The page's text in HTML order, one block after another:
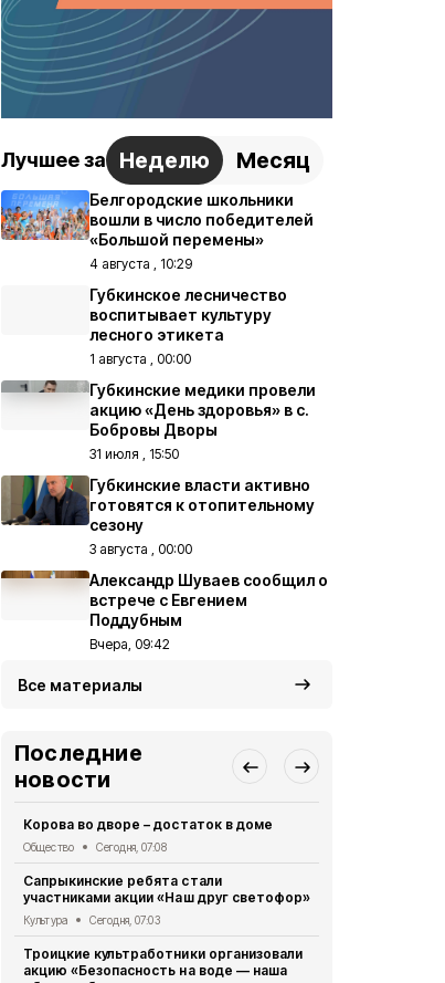
Лучшее за Неделю Месяц
Белгородские школьники
вошли в число победителей
«Большой перемены»
4 августа , 10:29
Губкинское лесничество
воспитывает культуру
лесного этикета
1 августа , 00:00
Губкинские медики провели
акцию «День здоровья» в с.
Бобровы Дворы
31 июля , 15:50
Губкинские власти активно
готовятся к отопительному
сезону
3 августа , 00:00
Александр Шуваев сообщил о
встрече с Евгением
Поддубным
Вчера, 09:42
Все материалы
Последние
новости
Корова во дворе – достаток в доме
Общество Сегодня, 07:08
Сапрыкинские ребята стали
участниками акции «Наш друг светофор»
Культура Сегодня, 07:03
Троицкие культработники организовали
акцию «Безопасность на воде — наша